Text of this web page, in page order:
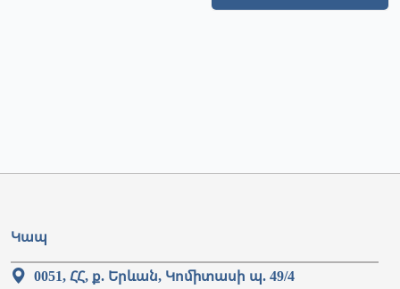
Կապ
0051, ՀՀ, ք. Երևան, Կոմիտասի պ. 49/4